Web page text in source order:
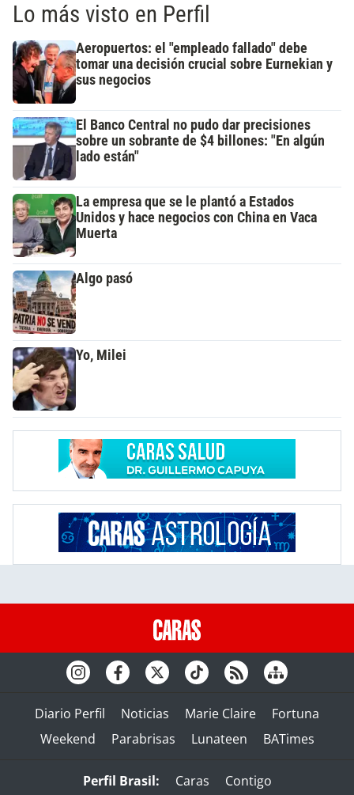
Lo más visto en Perfil
Aeropuertos: el "empleado fallado" debe
tomar una decisión crucial sobre Eurnekian y
sus negocios
El Banco Central no pudo dar precisiones
sobre un sobrante de $4 billones: "En algún
lado están"
La empresa que se le plantó a Estados
Unidos y hace negocios con China en Vaca
Muerta
Algo pasó
Yo, Milei
Diario Perfil Noticias Marie Claire
Fortuna
Weekend
Parabrisas Lunateen BATimes
Perfil Brasil: Caras Contigo